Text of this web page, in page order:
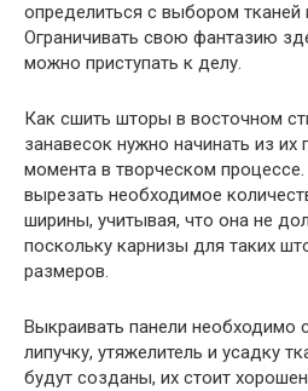
определиться с выбором тканей
Ограничивать свою фантазию
можно приступать к делу.
Как сшить шторы в восточном
занавесок нужно начинать из их
момента в творческом
вырезать необходимое
ширины, учитывая, что она не
поскольку карнизы для таких
размеров.
Выкраивать панели необходимо
липучку, утяжелитель и усадку
будут созданы, их стоит